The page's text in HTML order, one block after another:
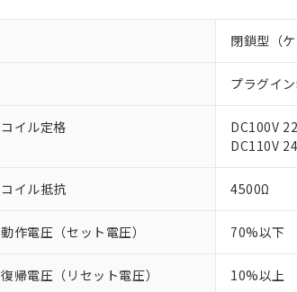
閉鎖型（ケ
プラグイ
コイル定格
DC100V
DC110V
コイル抵抗 4500Ω
動作電圧（セット電圧） 70%以下
復帰電圧（リセット電圧） 10%以上